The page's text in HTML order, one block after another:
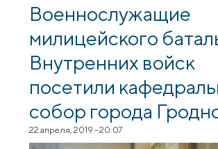
Военнослужащие
милицейского
Внутренних войск
посетили
собор города
22 апреля, 2019 - 20:07